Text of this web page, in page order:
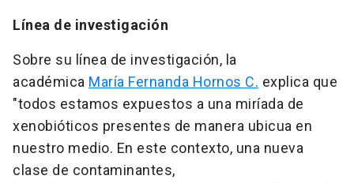
Línea de investigación
Sobre su línea de investigación, la
académica María Fernanda Hornos C. explica que
"todos estamos expuestos a una miríada de
xenobióticos presentes de manera ubicua en
nuestro medio. En este contexto, una nueva
clase de contaminantes,